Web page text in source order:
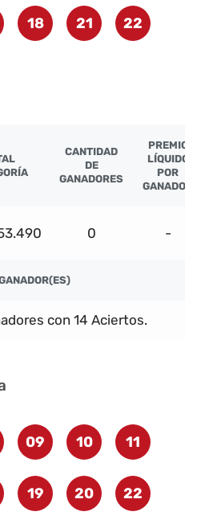
18 21 22
CANTIDAD
DE
GANADORES
PREMIO
LÍQUIDO
POR
GANADOR
0 -
con 14 Aciertos.
09 10 11
19 20 22